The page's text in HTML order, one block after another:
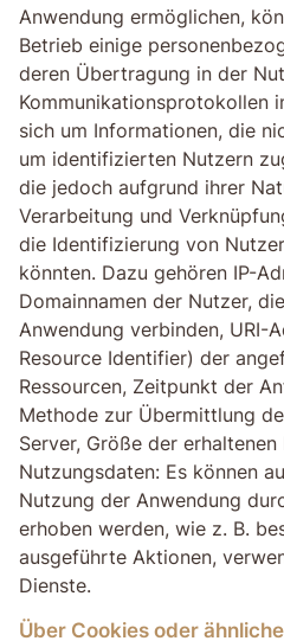
Anwendung ermöglichen,
Betrieb einige
deren Übertragung in der
Kommunikationsprotokollen
sich um Informationen, die
um identifizierten Nutzern
die jedoch aufgrund ihrer
Verarbeitung und
die Identifizierung von
könnten. Dazu gehören IP-
Domainnamen der Nutzer,
Anwendung verbinden, URI-
Resource Identifier) der
Ressourcen, Zeitpunkt der
Methode zur Übermittlung
Server, Größe der erhaltenen
Nutzungsdaten: Es können
Nutzung der Anwendung
erhoben werden, wie z. B.
ausgeführte Aktionen,
Dienste.
Über Cookies oder